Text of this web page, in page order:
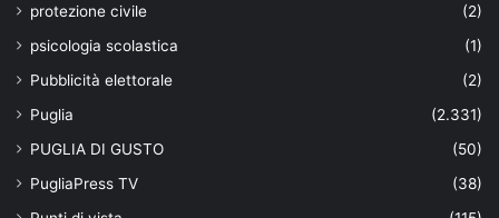
protezione civile
(2)
psicologia scolastica
(1)
Pubblicità elettorale
(2)
Puglia
(2.331)
PUGLIA DI GUSTO
(50)
PugliaPress TV
(38)